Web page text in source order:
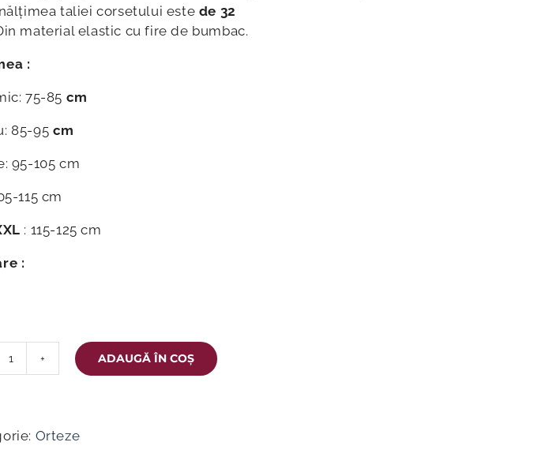
taliei corsetului este de 32
material elastic cu fire de bumbac.
:
75-85 cm
85-95 cm
95-105 cm
115 cm
: 115-125 cm
:
Cantitate
(32
ADAUGĂ ÎN COȘ
Orteze